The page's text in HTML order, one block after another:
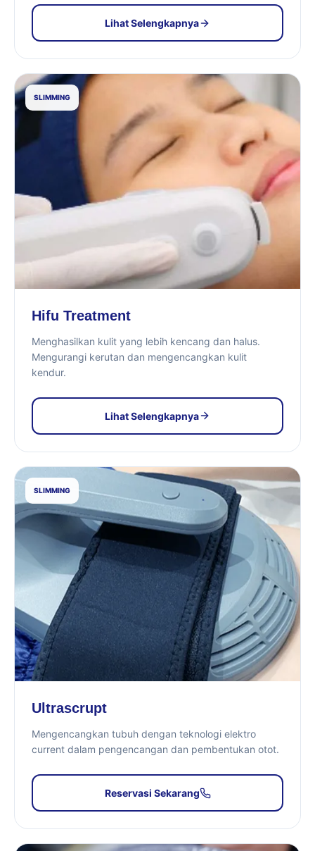
Lihat Selengkapnya
SLIMMING
Hifu Treatment
Menghasilkan kulit yang lebih kencang dan halus.
Mengurangi kerutan dan mengencangkan kulit
kendur.
Lihat Selengkapnya
SLIMMING
Ultrascrupt
Mengencangkan tubuh dengan teknologi elektro
current dalam pengencangan dan pembentukan otot.
Reservasi Sekarang